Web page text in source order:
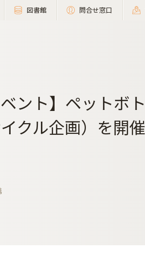
図書館 問合せ窓口
ント】ペットボ
クル企画）を開